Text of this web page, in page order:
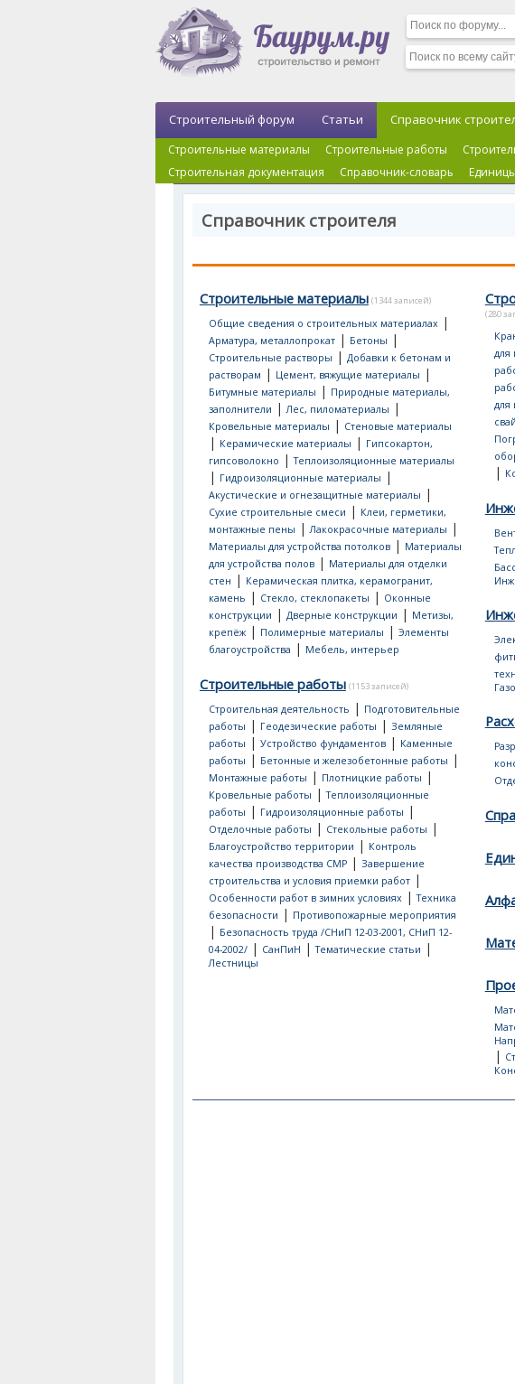
Строительный форум Статьи Справочник
Строительные материалы Строительные работы
Строительная документация
Справочник-словарь
Справочник строителя
Строительные материалы (1344 записей)
Общие сведения о строительных материалах|
Арматура, металлопрокат| Бетоны |
Строительные растворы | Добавки к бетонам и
растворам | Цемент, вяжущие материалы |
Битумные материалы | Природные материалы,
заполнители |Лес, пиломатериалы |
Кровельные материалы | Стеновые материалы
| Керамические материалы | Гипсокартон,
гипсоволокно |Теплоизоляционные материалы
| Гидроизоляционные материалы |
Акустические и огнезащитные материалы |
Сухие строительные смеси | Клеи, герметики,
монтажные пены |Лакокрасочные материалы |
Материалы для устройства потолков| Материалы
для устройства полов| Материалы для отделки
стен | Керамическая плитка, керамогранит,
камень | Стекло, стеклопакеты | Оконные
конструкции | Дверные конструкции | Метизы,
крепёж| Полимерные материалы | Элементы
благоустройства | Мебель, интерьер
Строительные работы (1153 записей)
Строительная деятельность | Подготовительные
работы | Геодезические работы | Земляные
работы | Устройство фундаментов| Каменные
работы | Бетонные и железобетонные работы |
Монтажные работы | Плотницкие работы |
Кровельные работы |Теплоизоляционные
работы | Гидроизоляционные работы |
Отделочные работы | Стекольные работы |
Благоустройство территории | Контроль
качества производства СМР| Завершение
строительства и условия приемки работ|
Особенности работ в зимних условиях|Техника
безопасности | Противопожарные мероприятия
| Безопасность труда /СНиП 12-03-2001, СНиП 12-
04-2002/| СанПиН |Тематические статьи |
Лестницы
(280
для
для
|
|